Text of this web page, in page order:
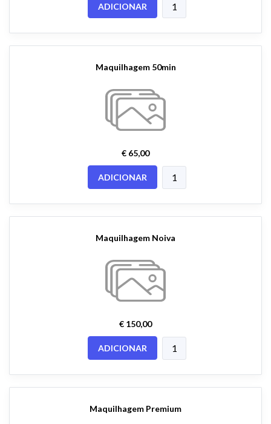
ADICIONAR
Maquilhagem 50min
€ 65,00
ADICIONAR
Maquilhagem Noiva
€ 150,00
ADICIONAR
Maquilhagem Premium